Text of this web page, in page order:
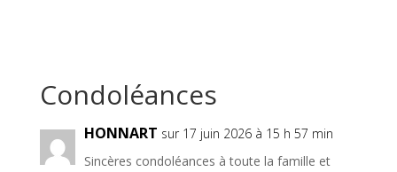
HONNART sur 17 juin 2026 à 15 h 57 min
Sincères condoléances à toute la famille et